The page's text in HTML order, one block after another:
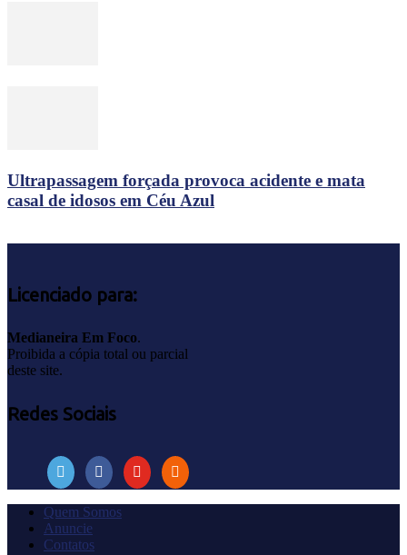
Ultrapassagem forçada provoca acidente e mata
casal de idosos em Céu Azul
Licenciado para:
Medianeira Em Foco.
Proibida a cópia total ou parcial
deste site.
Redes Sociais
Quem Somos
Anuncie
Contatos